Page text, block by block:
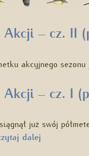
Akcji – cz. II
akcyjnego sezonu
Akcji – cz. I
już swój
dalej